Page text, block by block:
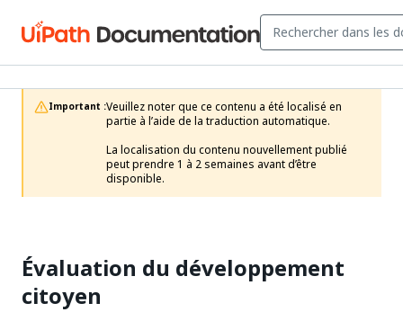
Important :Veuillez noter que ce contenu a été localisé en
partie à l’aide de la traduction automatique.
La localisation du contenu nouvellement publié
peut prendre 1 à 2 semaines avant d’être
disponible.
Évaluation du développement
citoyen